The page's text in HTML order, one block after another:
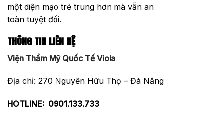
một diện mạo trẻ trung hơn mà vẫn an
toàn tuyệt đối.
THÔNG TIN LIÊN HỆ
Viện Thẩm Mỹ Quốc Tế Viola
Địa chỉ: 270 Nguyễn Hữu Thọ – Đà Nẵng
HOTLINE: 0901.133.733